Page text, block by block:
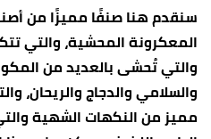
سنقدم هنا صنفًا مميزًا من
المعكرونة المحشية، والتي
والتي تُحشى بالعديد من
والسلامي والدجاج والريحان،
مميز من النكهات الشهية